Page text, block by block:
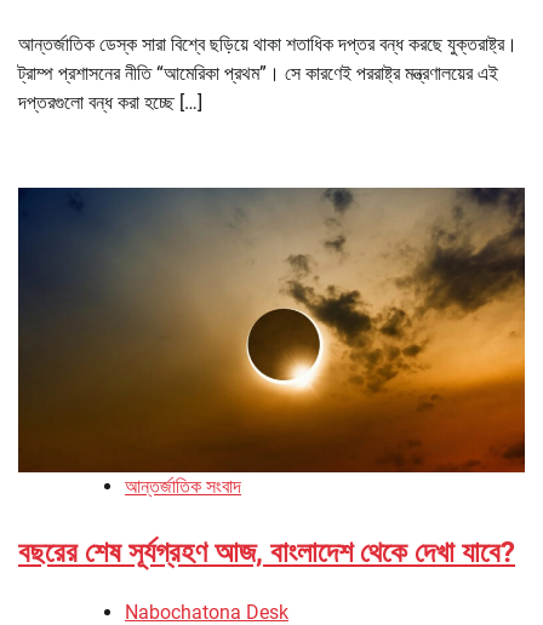
আন্তর্জাতিক ডেস্ক সারা বিশ্বে ছড়িয়ে থাকা শতাধিক দপ্তর বন্ধ করছে যুক্তরাষ্ট্র।
ট্রাম্প প্রশাসনের নীতি “আমেরিকা প্রথম”। সে কারণেই পররাষ্ট্র মন্ত্রণালয়ের এই
দপ্তরগুলো বন্ধ করা হচ্ছে […]
আন্তর্জাতিক সংবাদ
বছরের শেষ সূর্যগ্রহণ আজ, বাংলাদেশ থেকে দেখা যাবে?
Nabochatona Desk